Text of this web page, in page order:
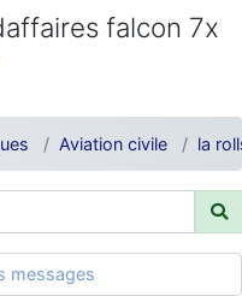
sujet sur l'Armée de l'Air,
noms qu'aujourd'hui
auront plu ; Agur…
falcon 7x
Aviation civile la
messages